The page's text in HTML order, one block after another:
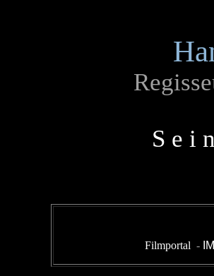
S e i
Filmportal -